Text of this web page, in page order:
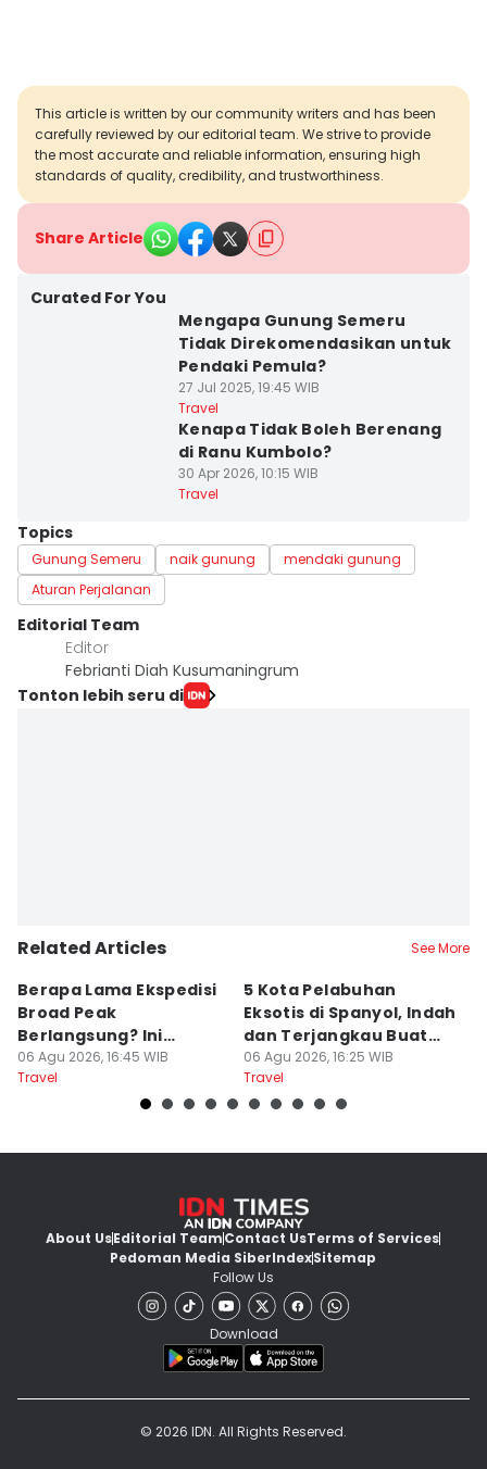
This article is written by our community writers and has been
carefully reviewed by our editorial team. We strive to provide
the most accurate and reliable information, ensuring high
standards of quality, credibility, and trustworthiness.
Share Article
Curated For You
Mengapa Gunung Semeru
Tidak Direkomendasikan untuk
Pendaki Pemula?
27 Jul 2025, 19:45 WIB
Travel
Kenapa Tidak Boleh Berenang
di Ranu Kumbolo?
30 Apr 2026, 10:15 WIB
Travel
Topics
Gunung Semeru naik gunung
mendaki gunung
Aturan Perjalanan
Editorial Team
Editor
Febrianti Diah Kusumaningrum
Tonton lebih seru di
Related Articles See More
Berapa Lama Ekspedisi
Broad Peak
Berlangsung? Ini
Jawabannya!
06 Agu 2026, 16:45 WIB
Travel
5 Kota Pelabuhan
Eksotis di Spanyol, Indah
dan Terjangkau Buat
Liburan
06 Agu 2026, 16:25 WIB
Travel
About UsEditorial TeamContact UsTerms of Services
Pedoman Media SiberIndexSitemap
Follow Us
Download
© 2026 IDN. All Rights Reserved.